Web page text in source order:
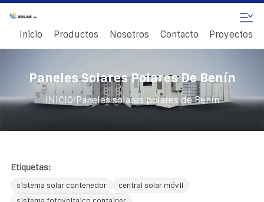
Inicio Productos Nosotros Contacto Proyectos
Paneles Solares Polares De Benín
INICIO/Paneles solares polares de Benín
Etiquetas:
sistema solar contenedor
central solar móvil